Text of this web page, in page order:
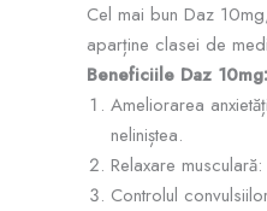
Cel mai bun Daz
aparține clasei de
Beneficiile Daz 10mg:
Ameliorarea
neliniștea.
Relaxare
Controlul